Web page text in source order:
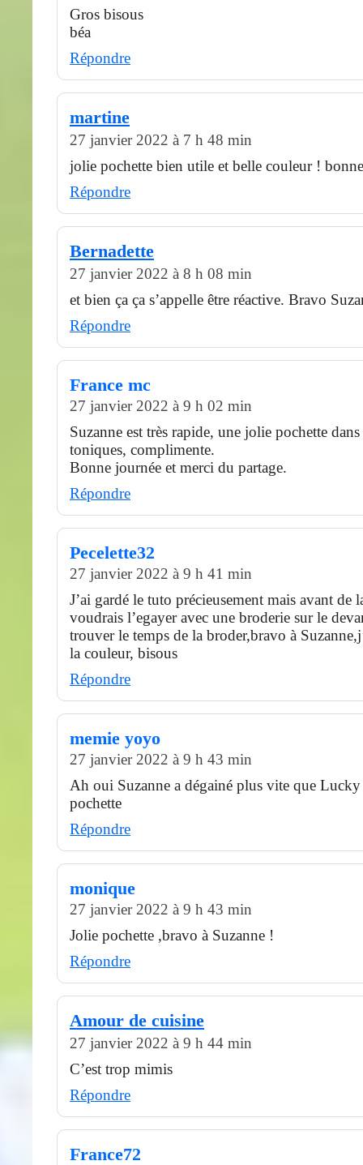
Gros bisous
béa
Répondre
martine
27 janvier 2022 à 7 h 48 min
jolie pochette bien utile et belle couleur !
Répondre
Bernadette
27 janvier 2022 à 8 h 08 min
et bien ça ça s’appelle être réactive. Bravo
Répondre
France mc
27 janvier 2022 à 9 h 02 min
Suzanne est très rapide, une jolie pochette
toniques, complimente.
Bonne journée et merci du partage.
Répondre
Pecelette32
27 janvier 2022 à 9 h 41 min
J’ai gardé le tuto précieusement mais avant de
voudrais l’egayer avec une broderie sur le
trouver le temps de la broder,bravo à
la couleur, bisous
Répondre
memie yoyo
27 janvier 2022 à 9 h 43 min
Ah oui Suzanne a dégainé plus vite que
pochette
Répondre
monique
27 janvier 2022 à 9 h 43 min
Jolie pochette ,bravo à Suzanne !
Répondre
Amour de cuisine
27 janvier 2022 à 9 h 44 min
C’est trop mimis
Répondre
France72